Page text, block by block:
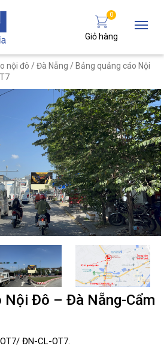
0
Giỏ hàng
nội đô /Đà Nẵng / Bảng quảng cáo Nội
Nội Đô – Đà Nẵng-Cẩm
ĐN-CL-OT7.